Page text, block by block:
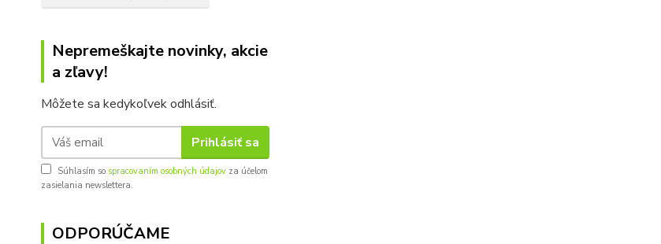
Nepremeškajte novinky, akcie
a zľavy!
Môžete sa kedykoľvek odhlásiť.
Prihlásiť sa
Súhlasím so spracovaním osobných údajov za účelom
zasielania newslettera.
ODPORÚČAME